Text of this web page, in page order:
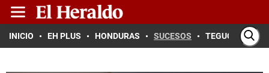
INICIO EH PLUS HONDURAS SUCESOS TEGUCIGALPA